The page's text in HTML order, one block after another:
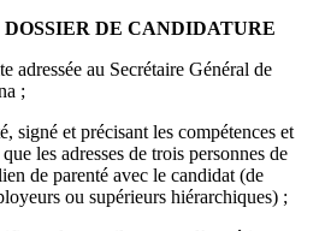
DE CANDIDATURE
adressée au Secrétaire Général de
;
et précisant les compétences et
les adresses de trois personnes de
de parenté avec le candidat (de
ou supérieurs hiérarchiques) ;